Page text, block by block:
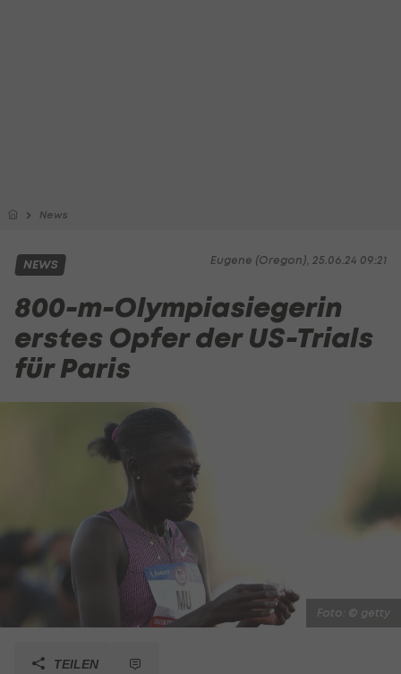
News
Eugene (Oregon), 25.06.24 09:21
NEWS
800-m-Olympiasiegerin
erstes Opfer der US-Trials
für Paris
Foto: © getty
TEILEN